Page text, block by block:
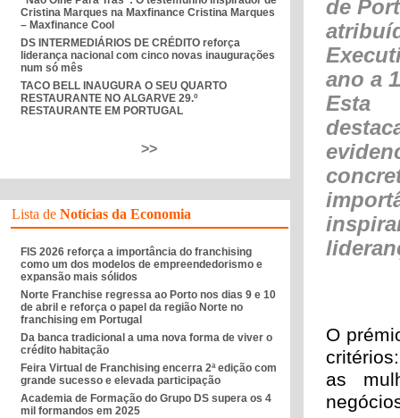
Cristina Marques na Maxfinance Cristina Marques
– Maxfinance Cool
DS INTERMEDIÁRIOS DE CRÉDITO reforça
liderança nacional com cinco novas inaugurações
num só mês
TACO BELL INAUGURA O SEU QUARTO
RESTAURANTE NO ALGARVE 29.º
RESTAURANTE EM PORTUGAL
>>
Lista de Notícias da Economia
FIS 2026 reforça a importância do franchising
como um dos modelos de empreendedorismo e
expansão mais sólidos
Norte Franchise regressa ao Porto nos dias 9 e 10
de abril e reforça o papel da região Norte no
franchising em Portugal
Da banca tradicional a uma nova forma de viver o
crédito habitação
Feira Virtual de Franchising encerra 2ª edição com
grande sucesso e elevada participação
Academia de Formação do Grupo DS supera os 4
mil formandos em 2025
de
ano a
Esta
O
as